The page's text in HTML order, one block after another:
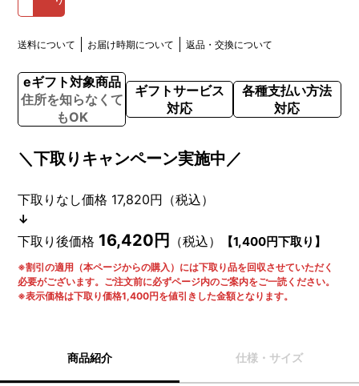
送料について お届け時期について 返品・交換について
eギフト対象商品
住所を知らなくて
もOK
ギフトサービス
対応
各種支払い方法
対応
＼下取りキャンペーン実施中／
下取りなし価格 17,820円（税込）
↓
下取り後価格 16,420円 （税込） 【1,400円下取り】
※割引の適用（本ページからの購入）には下取り品を回収させていただく
必要がございます。ご注文前に必ずページ内のご案内をご一読ください。
※表示価格は下取り価格1,400円を値引きした金額となります。
商品紹介 仕様・サイズ